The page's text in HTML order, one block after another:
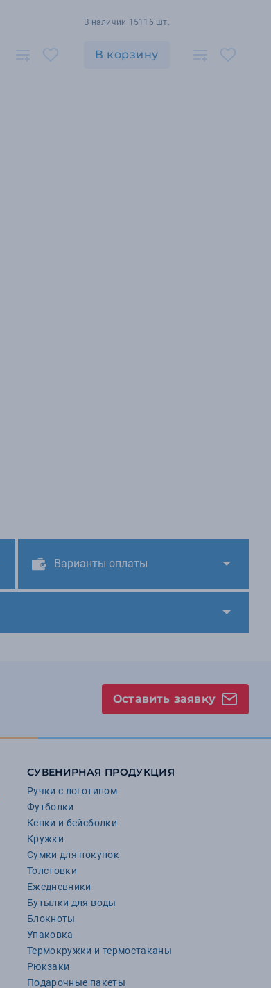
В наличии 15116 шт.
В корзину
Варианты оплаты
Оставить заявку
СУВЕНИРНАЯ ПРОДУКЦИЯ
Ручки с логотипом
Футболки
Кепки и бейсболки
Кружки
Сумки для покупок
Толстовки
Ежедневники
Бутылки для воды
Блокноты
Упаковка
Термокружки и термостаканы
Рюкзаки
Подарочные пакеты